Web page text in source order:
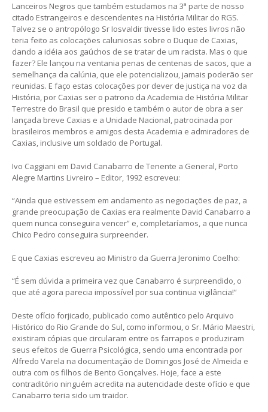
Lanceiros Negros que também estudamos na 3ª parte de nosso
citado Estrangeiros e descendentes na História Militar do RGS.
Talvez se o antropólogo Sr Iosvaldir tivesse lido estes livros não
teria feito as colocações caluniosas sobre o Duque de Caxias,
dando a idéia aos gaúchos de se tratar de um racista. Mas o que
fazer? Ele lançou na ventania penas de centenas de sacos, que a
semelhança da calúnia, que ele potencializou, jamais poderão ser
reunidas. E faço estas colocações por dever de justiça na voz da
História, por Caxias ser o patrono da Academia de História Militar
Terrestre do Brasil que presido e também o autor de obra a ser
lançada breve Caxias e a Unidade Nacional, patrocinada por
brasileiros membros e amigos desta Academia e admiradores de
Caxias, inclusive um soldado de Portugal.
Ivo Caggiani em David Canabarro de Tenente a General, Porto
Alegre Martins Livreiro – Editor, 1992 escreveu:
“Ainda que estivessem em andamento as negociações de paz, a
grande preocupação de Caxias era realmente David Canabarro a
quem nunca conseguira vencer” e, completaríamos, a que nunca
Chico Pedro conseguira surpreender.
E que Caxias escreveu ao Ministro da Guerra Jeronimo Coelho:
“É sem dúvida a primeira vez que Canabarro é surpreendido, o
que até agora parecia impossível por sua continua vigilância!”
Deste ofício forjicado, publicado como autêntico pelo Arquivo
Histórico do Rio Grande do Sul, como informou, o Sr. Mário Maestri,
existiram cópias que circularam entre os farrapos e produziram
seus efeitos de Guerra Psicológica, sendo uma encontrada por
Alfredo Varela na documentação de Domingos José de Almeida e
outra com os filhos de Bento Gonçalves. Hoje, face a este
contraditório ninguém acredita na autencidade deste ofício e que
Canabarro teria sido um traidor.